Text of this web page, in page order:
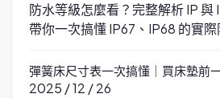
防水等級怎麼看？完整解析 IP 與
帶你一次搞懂 IP67、IP68 的實
彈簧床尺寸表一次搞懂｜買床墊前
2025 / 12 / 26